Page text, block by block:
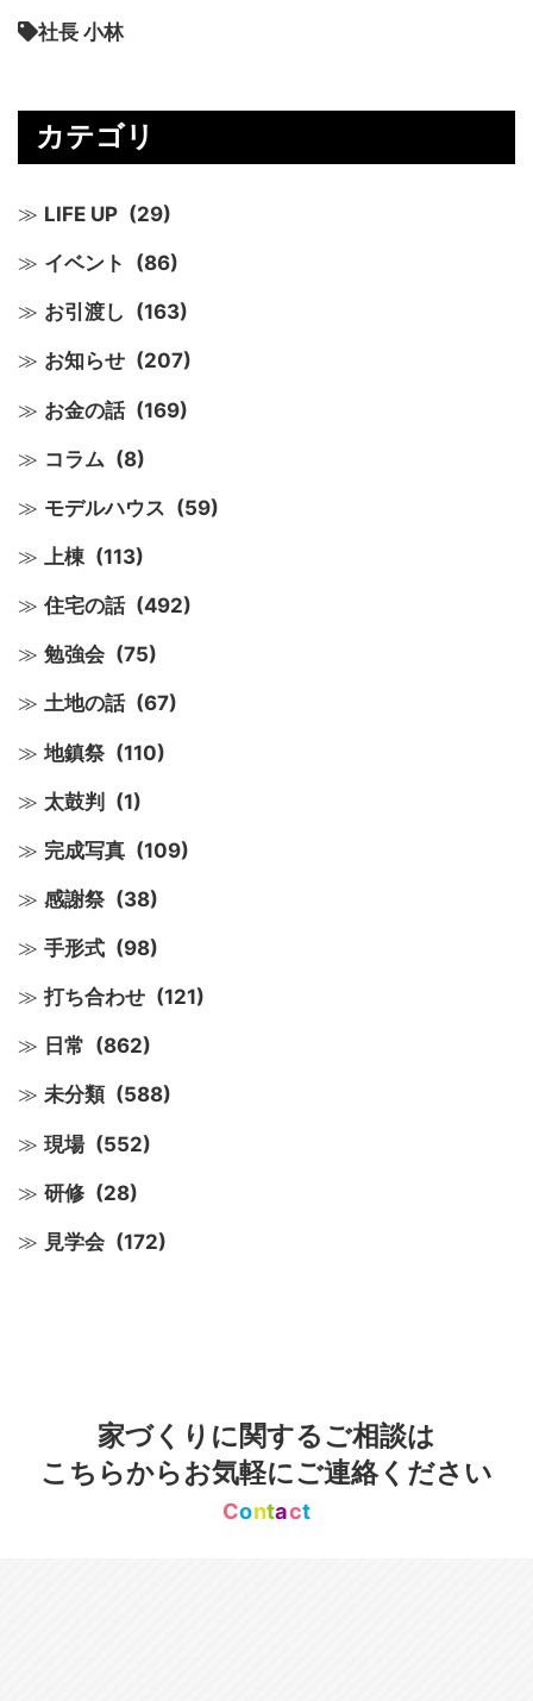
社長 小林
カテゴリ
LIFE UP (29)
イベント (86)
お引渡し (163)
お知らせ (207)
お金の話 (169)
コラム (8)
モデルハウス (59)
上棟 (113)
住宅の話 (492)
勉強会 (75)
土地の話 (67)
地鎮祭 (110)
太鼓判 (1)
完成写真 (109)
感謝祭 (38)
手形式 (98)
打ち合わせ (121)
日常 (862)
未分類 (588)
現場 (552)
研修 (28)
見学会 (172)
家づくりに関するご相談は
こちらからお気軽にご連絡ください
Contact